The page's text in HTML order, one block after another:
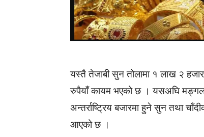
यस्तै तेजाबी सुन तोलामा १ लाख २ हजार
रुपैयाँ कायम भएको छ । यसअघि
अन्तर्राष्ट्रिय बजारमा हुने सुन तथा
आएको छ ।